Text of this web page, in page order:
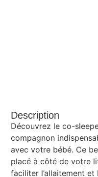
Description
Découvrez le co-
compagnon
avec votre bébé. Ce
placé à côté de votre
faciliter l’allaitement